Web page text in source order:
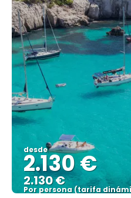
desde
2.130 €
2.130 €
Por persona (tarifa